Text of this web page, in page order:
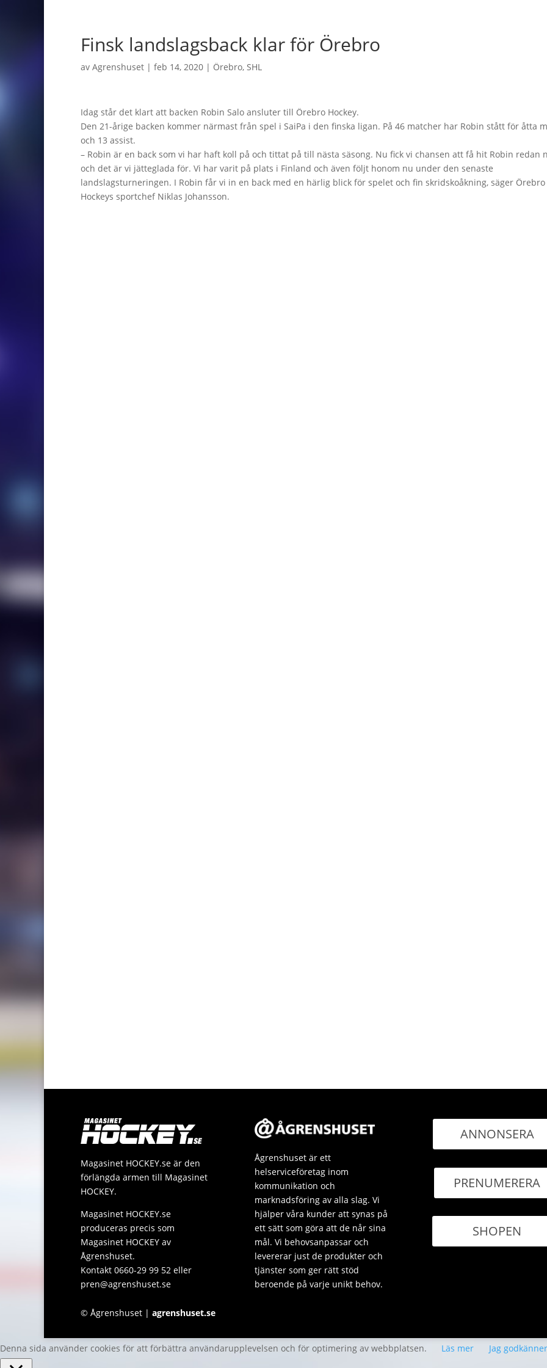
Finsk landslagsback klar för Örebro
av Agrenshuset | feb 14, 2020 | Örebro, SHL
Idag står det klart att backen Robin Salo ansluter till Örebro Hockey.
Den 21-årige backen kommer närmast från spel i SaiPa i den finska ligan. På 46 matcher har Robin stått för åtta
och 13 assist.
– Robin är en back som vi har haft koll på och tittat på till nästa säsong. Nu fick vi chansen att få hit Robin redan
och det är vi jätteglada för. Vi har varit på plats i Finland och även följt honom nu under den senaste
landslagsturneringen. I Robin får vi in en back med en härlig blick för spelet och fin skridskoåkning, säger Örebro
Hockeys sportchef Niklas Johansson.
Magasinet HOCKEY.se är den
förlängda armen till Magasinet
HOCKEY.
Magasinet HOCKEY.se
produceras precis som
Magasinet HOCKEY av
Ågrenshuset.
Kontakt 0660-29 99 52 eller
pren@agrenshuset.se
Ågrenshuset är ett
helserviceföretag inom
kommunikation och
marknadsföring av alla slag. Vi
hjälper våra kunder att synas på
ett sätt som göra att de når sina
mål. Vi behovsanpassar och
levererar just de produkter och
tjänster som ger rätt stöd
beroende på varje unikt behov.
ANNONSERA
PRENUMERERA
SHOPEN
© Ågrenshuset | agrenshuset.se
Denna sida använder cookies för att förbättra användarupplevelsen och för optimering av webbplatsen. Läs mer Jag godkänner